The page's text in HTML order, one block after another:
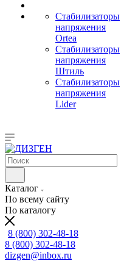
Стабилизаторы
напряжения
Ortea
Стабилизаторы
напряжения
Штиль
Стабилизаторы
напряжения
Lider
Каталог
По всему сайту
По каталогу
8 (800) 302-48-18
8 (800) 302-48-18
dizgen@inbox.ru